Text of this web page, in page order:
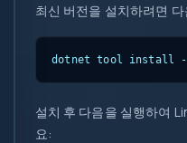
최신 버전을 설치하려면
dotnet tool install
설치 후 다음을 실행하여
요: